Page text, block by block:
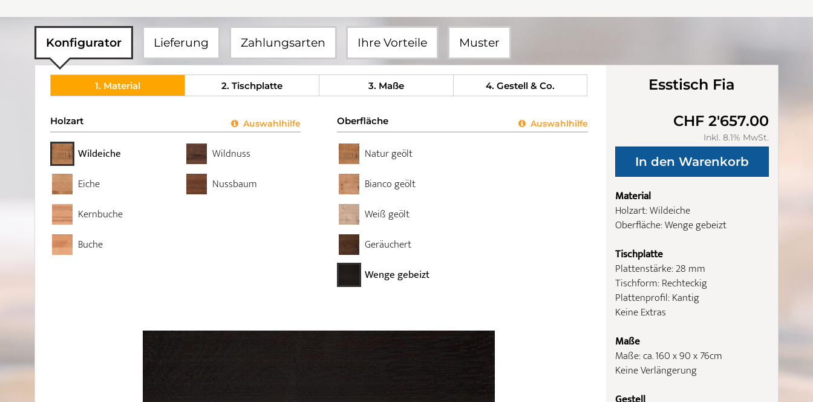
Konfigurator Lieferung Zahlungsarten Ihre Vorteile Muster
1. Material 2. Tischplatte 3. Maße 4. Gestell & Co.
Holzart Auswahlhilfe
Wildeiche
Eiche
Kernbuche
Buche
Wildnuss
Nussbaum
Oberfläche Auswahlhilfe
Natur geölt
Bianco geölt
Weiß geölt
Geräuchert
Wenge gebeizt
Esstisch Fia
CHF 2'657.00
Inkl. 8.1% MwSt.
Material
Holzart: Wildeiche
Oberfläche: Wenge gebeizt
Tischplatte
Plattenstärke: 28 mm
Tischform: Rechteckig
Plattenprofil: Kantig
Keine Extras
Maße
Maße: ca. 160 x 90 x 76cm
Keine Verlängerung